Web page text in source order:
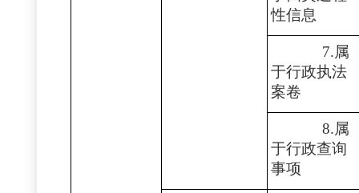
性信息
7.属
于行政执法
案卷
8.属
于行政查询
事项